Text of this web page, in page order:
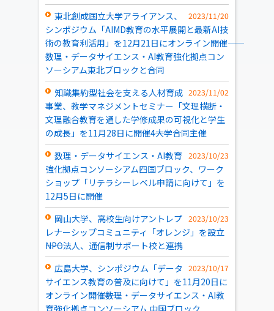
2023/11/20
東北創成国立大学アライアンス、
シンポジウム「AIMD教育の水平展開と最新AI技
術の教育利活用」を12月21日にオンライン開催――
数理・データサイエンス・AI教育強化拠点コン
ソーシアム東北ブロックと合同
2023/11/02
知識集約型社会を支える人材育成
事業、教学マネジメントセミナー「文理横断・
文理融合教育を通した学修成果の可視化と学生
の成長」を11月28日に開催――4大学合同主催
2023/10/23
数理・データサイエンス・AI教育
強化拠点コンソーシアム四国ブロック、ワーク
ショップ「リテラシーレベル申請に向けて」を
12月5日に開催
2023/10/23
岡山大学、高校生向けアントレプ
レナーシップコミュニティ「オレンジ」を設立
――NPO法人、通信制サポート校と連携
2023/10/17
広島大学、シンポジウム「データ
サイエンス教育の普及に向けて」を11月20日に
オンライン開催――数理・データサイエンス・AI教
育強化拠点コンソーシアム 中国ブロック